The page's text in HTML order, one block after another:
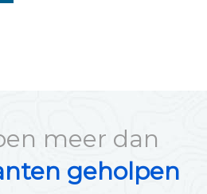
meer dan
geholpen